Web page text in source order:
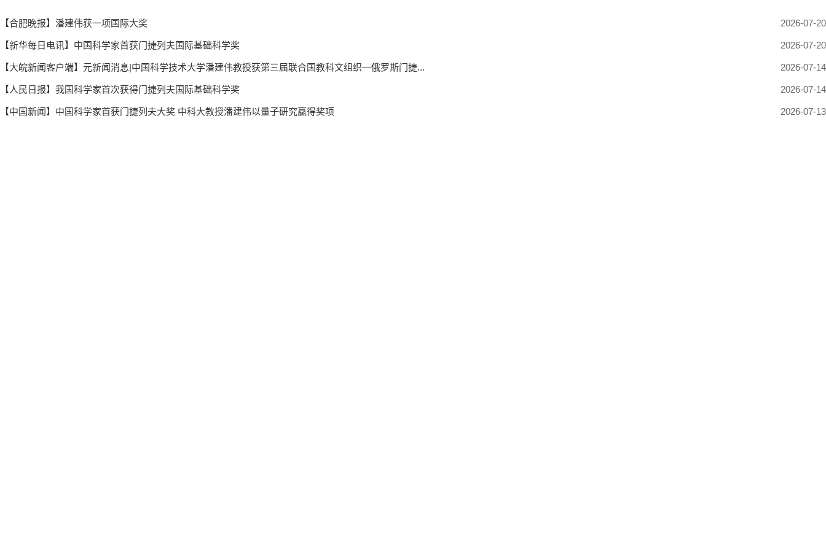
【合肥晚报】潘建伟获一项国际大奖 2026-07-20
【新华每日电讯】中国科学家首获门捷列夫国际基础科学奖 2026-07-20
【大皖新闻客户端】元新闻消息|中国科学技术大学潘建伟教授获第三届联合国教科文组织—俄罗斯门捷... 2026-07-14
【人民日报】我国科学家首次获得门捷列夫国际基础科学奖 2026-07-14
【中国新闻】中国科学家首获门捷列夫大奖 中科大教授潘建伟以量子研究赢得奖项 2026-07-13